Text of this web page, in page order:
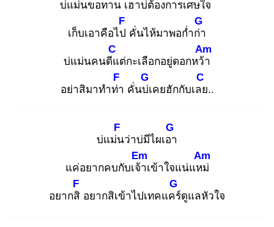
บ่แม่นขอทาน เฮาบ่ต้องการเศษใจ
เก็บเอาคือไป
F
คั่นไห้มาพอก่ำก่า
G
บ่แม่นคนดีแ
C
ต่กะเลือกอยู่ดอกหว้า
Am
อย่าสิมาทำท่า
F
คั่นบ่เ
G
คยฮักกับเลย
C
..
บ่แม่น
F
ว่าบ่มีไผเอา
G
แค่อยากคบกับเจ้า
Em
เข้าใจแน่แหม่
Am
อยากสิ
F
อยากสิเข้าไปเทคแคร์
G
ดูแลหัวใจ